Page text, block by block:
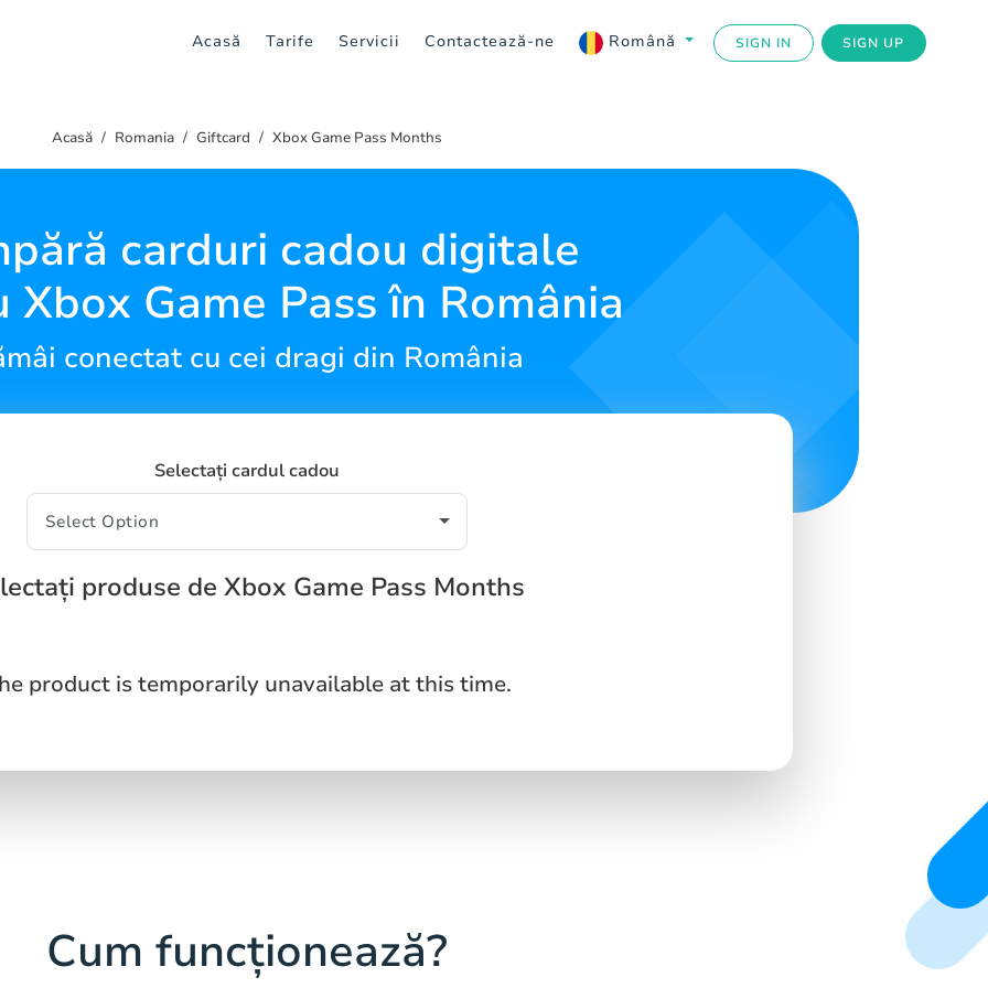
Acasă Tarife Servicii Contactează-ne Română SIGN IN SIGN UP
Acasă Romania Giftcard Xbox Game Pass Months
carduri cadou digitale
Xbox Game Pass în România
conectat cu cei dragi din România
Selectați cardul cadou
produse de Xbox Game Pass Months
product is temporarily unavailable at this time.
Cum funcționează?